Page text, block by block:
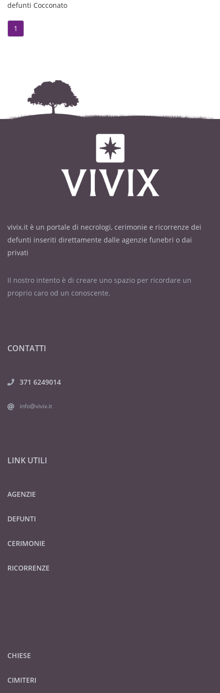
defunti Cocconato
1
vivix.it è un portale di necrologi, cerimonie e ricorrenze dei
defunti inseriti direttamente dalle agenzie funebri o dai
privati
Il nostro intento è di creare uno spazio per ricordare un
proprio caro od un conoscente.
CONTATTI
371 6249014
info@vivix.it
LINK UTILI
AGENZIE
DEFUNTI
CERIMONIE
RICORRENZE
CHIESE
CIMITERI